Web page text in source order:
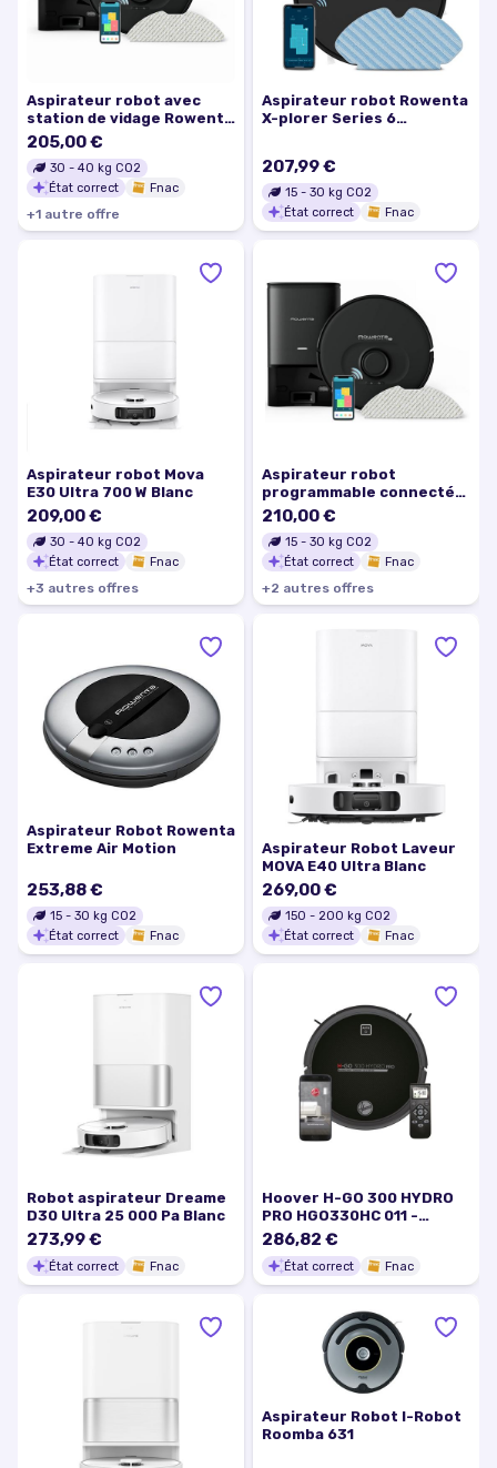
Aspirateur robot avec
station de vidage Rowenta
X-PLORER Serie 75 S
RR8595WH Noir
205,00 €
30 - 40 kg CO2
État correct
Fnac
+1 autre offre
Aspirateur robot Rowenta
X-plorer Series 6
207,99 €
15 - 30 kg CO2
État correct
Fnac
Aspirateur robot Mova
E30 Ultra 700 W Blanc
209,00 €
30 - 40 kg CO2
État correct
Fnac
+3 autres offres
Aspirateur robot
programmable connecté
Rowenta RR8585WH
210,00 €
15 - 30 kg CO2
État correct
Fnac
+2 autres offres
Aspirateur Robot Rowenta
Extreme Air Motion
253,88 €
15 - 30 kg CO2
État correct
Fnac
Aspirateur Robot Laveur
MOVA E40 Ultra Blanc
269,00 €
150 - 200 kg CO2
État correct
Fnac
Robot aspirateur Dreame
D30 Ultra 25 000 Pa Blanc
273,99 €
État correct Fnac
Hoover H-GO 300 HYDRO
PRO HGO330HC 011 -
Aspirateur - robot - sans
sac - Noir ultra brillant
286,82 €
État correct Fnac
Aspirateur Robot I-Robot
Roomba 631